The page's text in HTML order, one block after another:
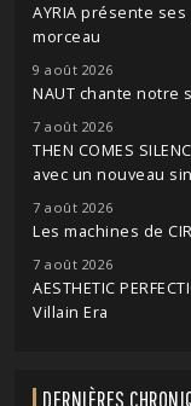
AYRIA présente
morceau
9 août 2026
NAUT chante notre
7 août 2026
THEN COMES
avec un nouveau
7 août 2026
Les machines de
7 août 2026
AESTHETIC
Villain Era
DERNIÈRES